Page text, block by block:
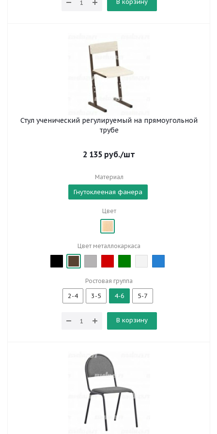
В корзину
Стул ученический регулируемый на прямоугольной
трубе
2 135 руб./шт
Материал
Гнутоклееная фанера
Цвет
Цвет металлокаркаса
Ростовая группа
2-4 3-5 4-6 5-7
В корзину